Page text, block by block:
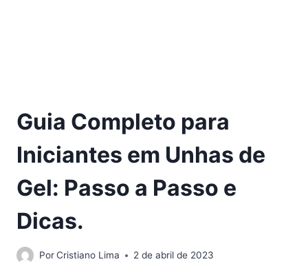
Guia Completo para
Iniciantes em Unhas de
Gel: Passo a Passo e
Dicas.
PorCristiano Lima 2 de abril de 2023